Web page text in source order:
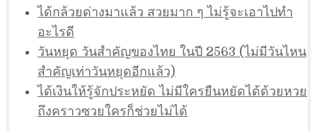
ได้กล้วยด่างมาแล้ว สวยมาก ๆ ไม่รู้จะเอาไปทำ
อะไรดี
วันหยุด วันสำคัญของไทย ในปี 2563 (ไม่มีวันไหน
สำคัญเท่าวันหยุดอีกแล้ว)
ได้เงินให้รู้จักประหยัด ไม่มีใครยืนหยัดได้ด้วยหวย
ถึงคราวซวยใครก็ช่วยไม่ได้